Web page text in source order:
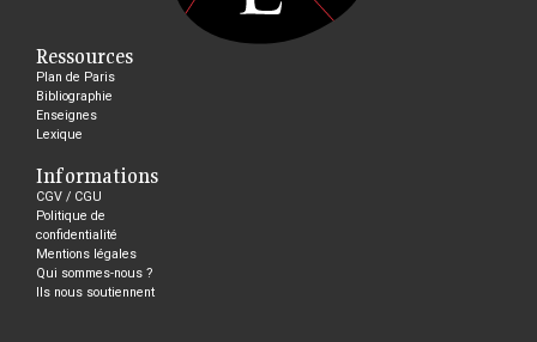
Ressources
Plan de Paris
Bibliographie
Enseignes
Lexique
Informations
CGV / CGU
Politique de
confidentialité
Mentions légales
Qui sommes-nous ?
Ils nous soutiennent